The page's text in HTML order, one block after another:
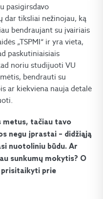
pasigirsdavo
dar tiksliai nežinojau, ką
bendraujant su įvairiais
„TSPMI“ ir yra vieta,
paskutiniaisiais
noriu studijuoti VU
bendrauti su
ar kiekviena nauja detalė
metus, tačiau tavo
negu įprastai – didžiąją
nuotoliniu būdu. Ar
sunkumų mokytis? O
prisitaikyti prie